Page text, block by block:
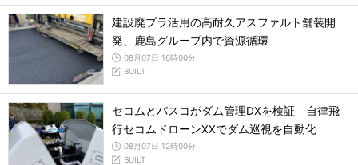
建設廃プラ活用の高耐久アスファルト舗装開
発、鹿島グループ内で資源循環
08月07日 16時00分
BUILT
セコムとパスコがダム管理DXを検証 自律飛
行セコムドローンXXでダム巡視を自動化
08月07日 12時00分
BUILT